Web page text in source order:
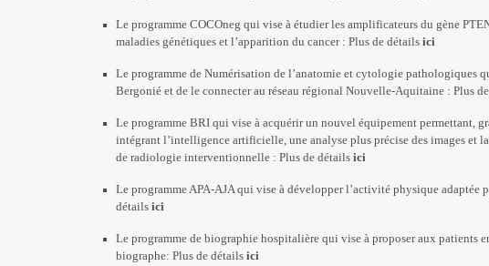
Le programme COCOneg qui vise à étudier les amplificateurs du gène
maladies génétiques et l’apparition du cancer : Plus de détails ici
Le programme de Numérisation de l’anatomie et cytologie pathologiques
Bergonié et de le connecter au réseau régional Nouvelle-Aquitaine : Plus
Le programme BRI qui vise à acquérir un nouvel équipement permettant,
intégrant l’intelligence artificielle, une analyse plus précise des images et
de radiologie interventionnelle : Plus de détails ici
Le programme APA-AJA qui vise à développer l’activité physique adaptée
détails ici
Le programme de biographie hospitalière qui vise à proposer aux patients
biographe: Plus de détails ici